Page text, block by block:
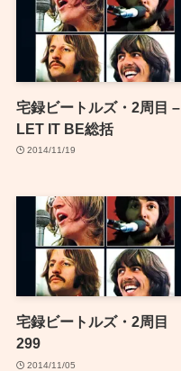
宅録ビートルズ・2周目 –
LET IT BE総括
2014/11/19
宅録ビートルズ・2周目
299
2014/11/05